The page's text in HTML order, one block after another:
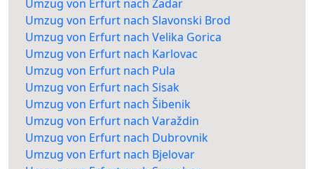
Umzug von Erfurt nach Zadar
Umzug von Erfurt nach Slavonski Brod
Umzug von Erfurt nach Velika Gorica
Umzug von Erfurt nach Karlovac
Umzug von Erfurt nach Pula
Umzug von Erfurt nach Sisak
Umzug von Erfurt nach Šibenik
Umzug von Erfurt nach Varaždin
Umzug von Erfurt nach Dubrovnik
Umzug von Erfurt nach Bjelovar